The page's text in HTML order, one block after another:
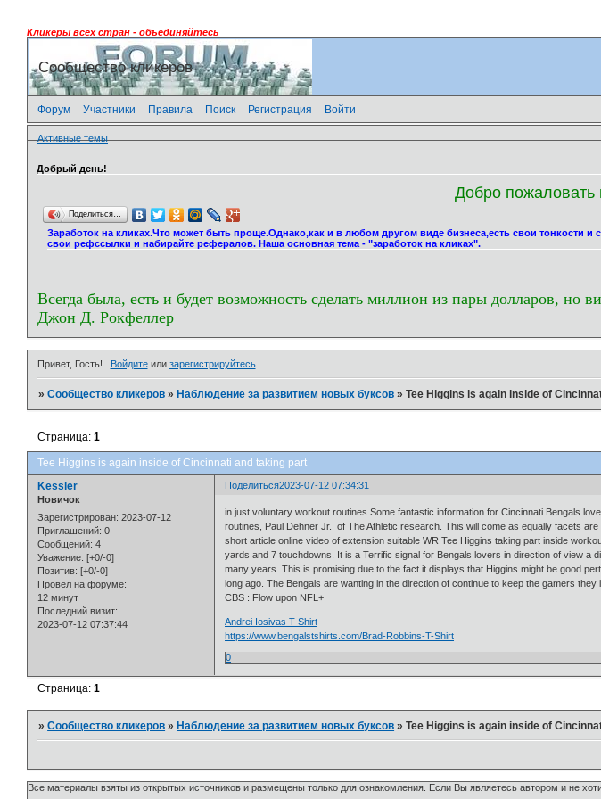
Кликеры всех стран - объединяйтесь
Сообщество кликеров
Форум Участники Правила Поиск Регистрация Войти
Активные темы
Добрый день!
Добро пожаловать
Поделиться…
Заработок на кликах.Что может быть проще.Однако,как и в любом другом виде бизнеса,есть свои тонкости
свои рефссылки и набирайте рефералов. Наша основная тема - "заработок на кликах".
Всегда была, есть и будет возможность сделать миллион из пары долларов, но
Джон Д. Рокфеллер
Привет, Гость! Войдитеили зарегистрируйтесь.
»Сообщество кликеров » Наблюдение за развитием новых буксов »Tee Higgins is again inside of
Tee Higgins is again inside of Cincinnati and taking part
Страница:1
Поделиться2023-07-12 07:34:31
Kessler
Новичок
Зарегистрирован: 2023-07-12
Приглашений: 0
Сообщений: 4
Уважение: [+0/-0]
Позитив: [+0/-0]
Провел на форуме:
12 минут
Последний визит:
2023-07-12 07:37:44
in just voluntary workout routines Some fantastic information for Cincinnati Bengals
routines, Paul Dehner Jr. of The Athletic research. This will come as equally facets
short article online video of extension suitable WR Tee Higgins taking part inside
yards and 7 touchdowns. It is a Terrific signal for Bengals lovers in direction of view
many years. This is promising due to the fact it displays that Higgins might be good
long ago. The Bengals are wanting in the direction of continue to keep the gamers
CBS : Flow upon NFL+
Andrei Iosivas T-Shirt
https://www.bengalstshirts.com/Brad-Robbins-T-Shirt
0
Страница:1
»Сообщество кликеров » Наблюдение за развитием новых буксов »Tee Higgins is again inside of
Все материалы взяты из открытых источников и размещены только для ознакомления. Если Вы являетесь автором и не